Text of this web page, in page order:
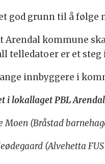
god grunn til å følge
Arendal kommune
telledatoer er et
innbyggere i
i lokallaget PBL
Moen (Bråstad
(Alvehetta